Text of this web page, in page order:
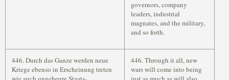
governors, company
leaders, industrial
magnates, and the military,
and so forth.
446. Durch das Ganze werden neue
Kriege ebenso in Erscheinung treten
446. Through it all, new
wars will come into being